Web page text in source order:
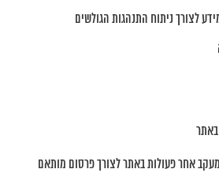
לצורך ניתוח התנהגות הגולשים
באתר
אחר פעולות באתר לצורך פרסום מותאם